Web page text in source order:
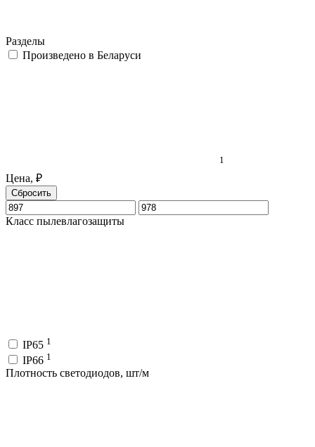
Разделы
Произведено в Беларуси
1
Цена, ₽
Сбросить
Класс пылевлагозащиты
IP65 1
IP66 1
Плотность светодиодов, шт/м